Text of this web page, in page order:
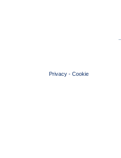
Privacy - Cookie